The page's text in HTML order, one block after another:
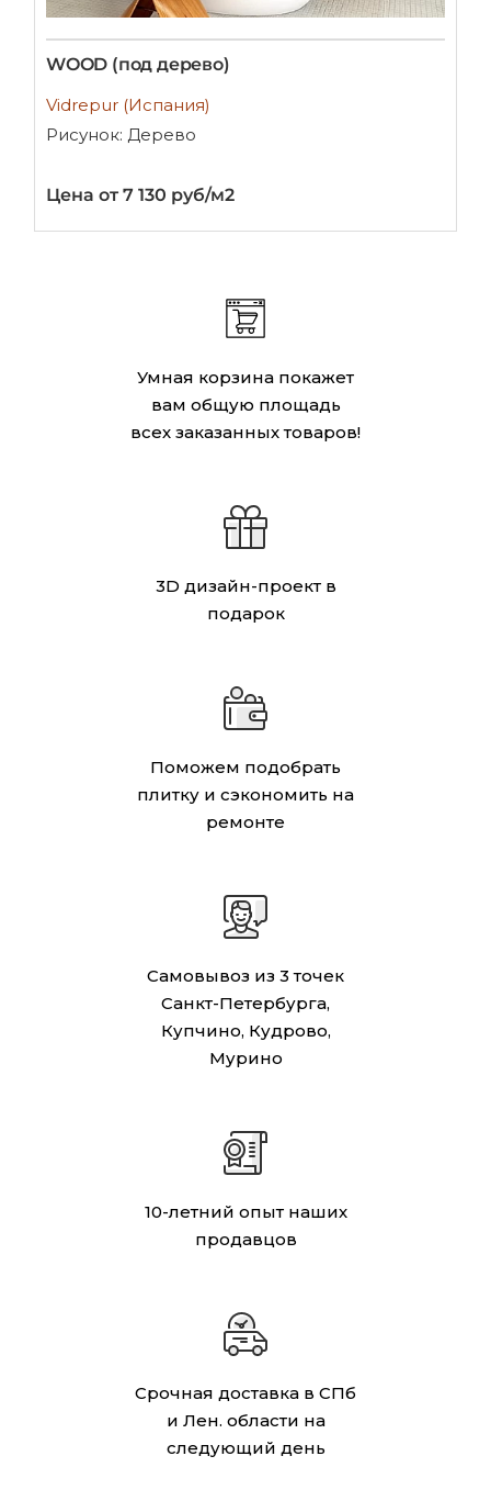
WOOD (под дерево)
Vidrepur (Испания)
Рисунок: Дерево
Цена от 7 130 руб/м2
Умная корзина покажет
вам общую площадь
всех заказанных товаров!
3D дизайн-проект в
подарок
Поможем подобрать
плитку и сэкономить на
ремонте
Самовывоз из 3 точек
Санкт-Петербурга,
Купчино, Кудрово,
Мурино
10-летний опыт наших
продавцов
Срочная доставка в СПб
и Лен. области на
следующий день